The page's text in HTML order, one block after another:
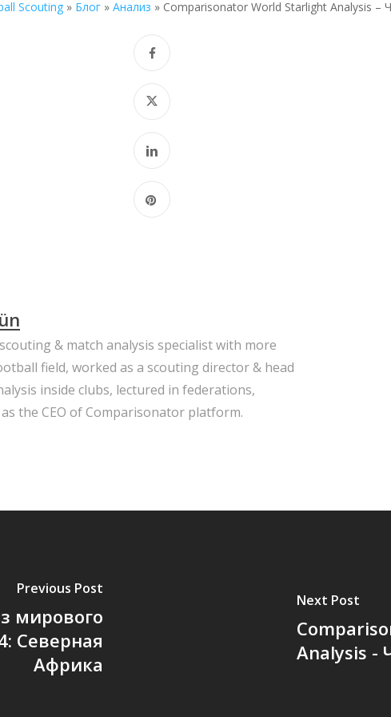
Scouting» Блог» Анализ » Comparisonator World Starlight Analysis –
& match analysis specialist with more
field, worked as a scouting director & head
inside clubs, lectured in federations,
the CEO of Comparisonator platform.
Previous Post
мирового
Северная
Африка
Next Post
Analysis -